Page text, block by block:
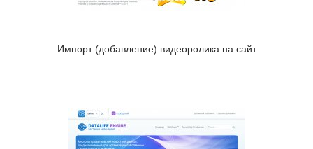
Импорт (добавление) видеоролика на сайт